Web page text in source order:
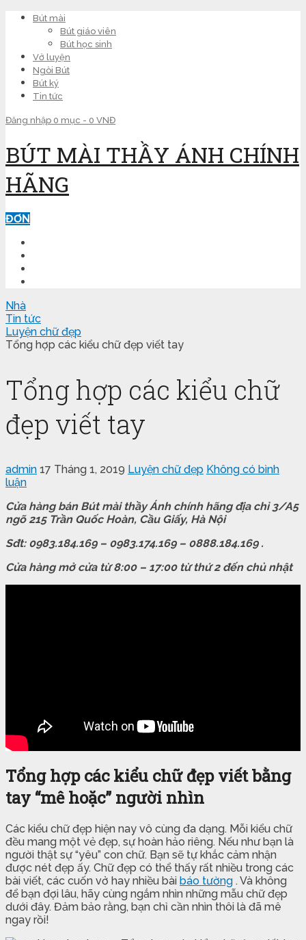
Bút mài
Bút giáo viên
Bút học sinh
Vở luyện
Ngòi Bút
Bút ký
Tin tức
Đăng nhập 0 mục - 0 VNĐ
BÚT MÀI THẦY ÁNH CHÍNH
HÃNG
ĐƠN
Nhà
Tin tức
Luyện chữ đẹp
Tổng hợp các kiểu chữ đẹp viết tay
Tổng hợp các kiểu chữ
đẹp viết tay
admin 17 Tháng 1, 2019 Luyện chữ đẹp Không có bình
luận
Cửa hàng bán Bút mài thầy Ánh chính hãng địa chỉ 3/A5
ngõ 215 Trần Quốc Hoàn, Cầu Giấy, Hà Nội
Sđt: 0983.184.169 – 0983.174.169 – 0888.184.169 .
Cửa hàng mở cửa từ 8:00 – 17:00 từ thứ 2 đến chủ nhật
Tổng hợp các kiểu chữ đẹp viết bằng
tay “mê hoặc” người nhìn
Các kiểu chữ đẹp hiện nay vô cùng đa dạng. Mỗi kiểu chữ
đều mang một vẻ đẹp, sự hoàn hảo riêng. Nếu như bạn là
người thật sự “yêu” con chữ. Bạn sẽ tự khắc cảm nhận
được nét đẹp ấy. Chữ đẹp có thể thấy rất nhiều trong các
bài viết, các cuốn vở hay nhiều bài báo tường . Và không
để bạn đợi lâu, hãy cùng ngắm nhìn những mẫu chữ đẹp
dưới đây. Đảm bảo rằng, bạn chỉ cần nhìn thôi là đã mê
ngay rồi!